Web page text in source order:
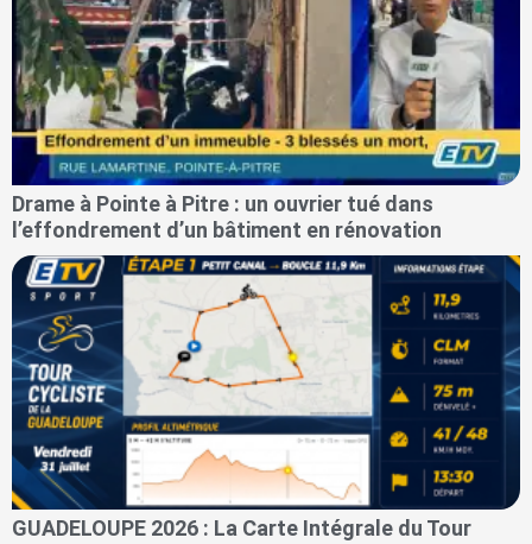
Drame à Pointe à Pitre : un ouvrier tué dans
l’effondrement d’un bâtiment en rénovation
GUADELOUPE 2026 : La Carte Intégrale du Tour